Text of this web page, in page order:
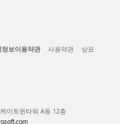
보이용약관 사용약관 상표
이트윈타워 A동 12층